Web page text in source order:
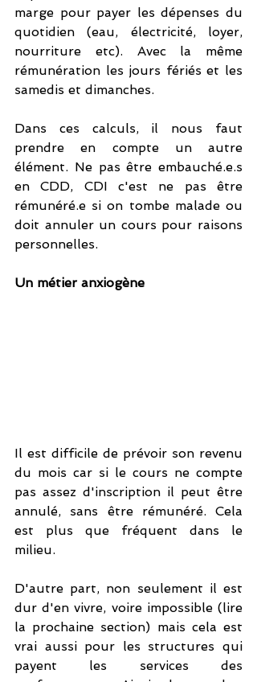
marge pour payer les dépenses du
quotidien (eau, électricité, loyer,
nourriture etc). Avec la même
rémunération les jours fériés et les
samedis et dimanches.
Dans ces calculs, il nous faut
prendre en compte un autre
élément. Ne pas être embauché.e.s
en CDD, CDI c'est ne pas être
rémunéré.e si on tombe malade ou
doit annuler un cours pour raisons
personnelles.
Un métier anxiogène
Il est difficile de prévoir son revenu
du mois car si le cours ne compte
pas assez d'inscription il peut être
annulé, sans être rémunéré. Cela
est plus que fréquent dans le
milieu.
D'autre part, non seulement il est
dur d'en vivre, voire impossible (lire
la prochaine section) mais cela est
vrai aussi pour les structures qui
payent les services des